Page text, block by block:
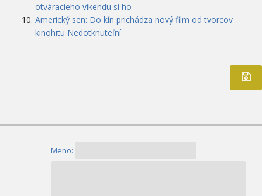
otváracieho víkendu si ho
Americký sen: Do kín prichádza nový film od tvorcov
kinohitu Nedotknuteľní
Meno: